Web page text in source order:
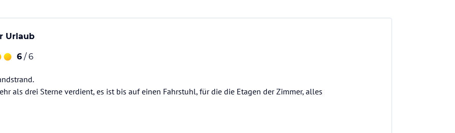
Urlaub
6 / 6
als drei Sterne verdient, es ist bis auf einen Fahrstuhl, für die die Etagen der Zimmer, alles